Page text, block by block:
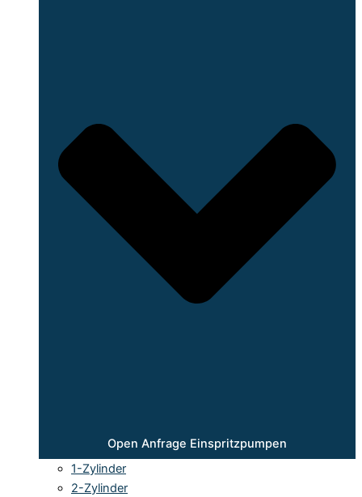
Open Anfrage Einspritzpumpen
1-Zylinder
2-Zylinder